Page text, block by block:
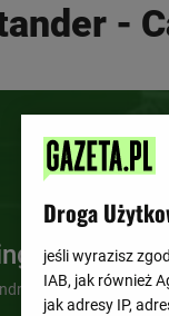
-
Santander
Martin (74')
Droga
jeśli wyrazisz
IAB, jak również
jak adresy IP,